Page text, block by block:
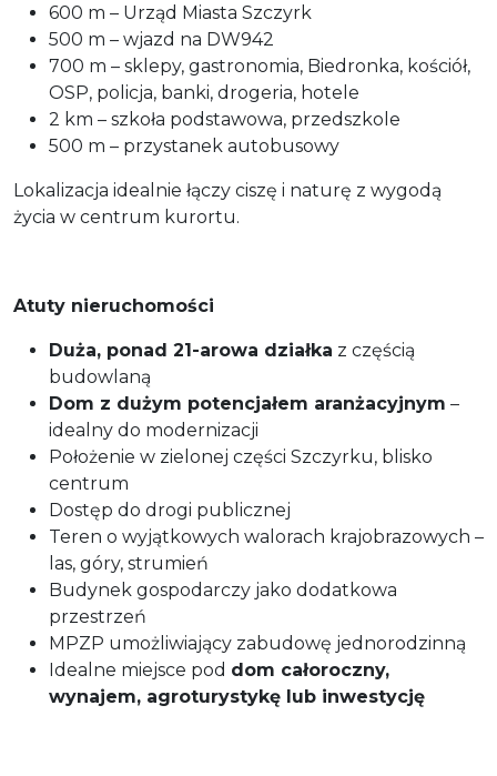
600 m – Urząd Miasta Szczyrk
500 m – wjazd na DW942
700 m – sklepy, gastronomia, Biedronka, kościół,
OSP, policja, banki, drogeria, hotele
2 km – szkoła podstawowa, przedszkole
500 m – przystanek autobusowy
Lokalizacja idealnie łączy ciszę i naturę z wygodą
życia w centrum kurortu.
Atuty nieruchomości
Duża, ponad 21-arowa działka z częścią
budowlaną
Dom z dużym potencjałem aranżacyjnym –
idealny do modernizacji
Położenie w zielonej części Szczyrku, blisko
centrum
Dostęp do drogi publicznej
Teren o wyjątkowych walorach krajobrazowych –
las, góry, strumień
Budynek gospodarczy jako dodatkowa
przestrzeń
MPZP umożliwiający zabudowę jednorodzinną
Idealne miejsce pod dom całoroczny,
wynajem, agroturystykę lub inwestycję